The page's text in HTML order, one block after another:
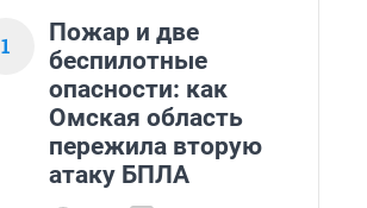
1
Пожар и две
беспилотные
опасности: как
Омская область
пережила вторую
атаку БПЛА